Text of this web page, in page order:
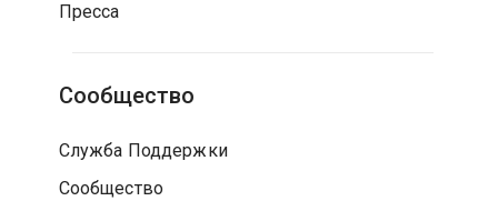
Пресса
Сообщество
Служба Поддержки
Сообщество